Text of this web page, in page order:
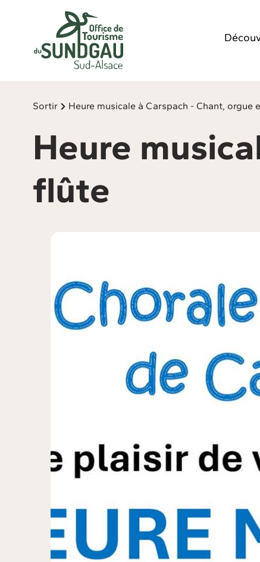
Sortir Heure musicale à Carspach - Chant, orgue
Heure
flûte